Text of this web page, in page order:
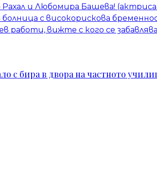
и Любомира Башева!
с високорискова
вижте с кого се
с бира в двора на частното